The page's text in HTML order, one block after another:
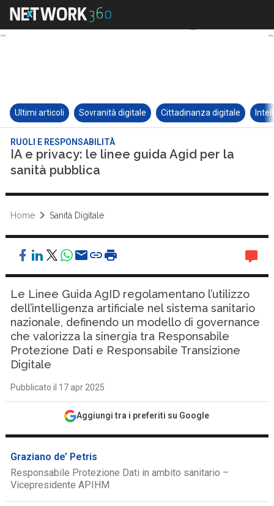
Ultimi articoli Sovranità digitale Cittadinanza digitale
RUOLI E RESPONSABILITÀ
IA e privacy: le linee guida Agid per la
sanità pubblica
Home Sanità Digitale
Le Linee Guida AgID regolamentano l’utilizzo
dell’intelligenza artificiale nel sistema sanitario
nazionale, definendo un modello di governance
che valorizza la sinergia tra Responsabile
Protezione Dati e Responsabile Transizione
Digitale
Pubblicato il 17 apr 2025
Aggiungi tra i preferiti su Google
Graziano de’ Petris
Responsabile Protezione Dati in ambito sanitario –
Vicepresidente APIHM